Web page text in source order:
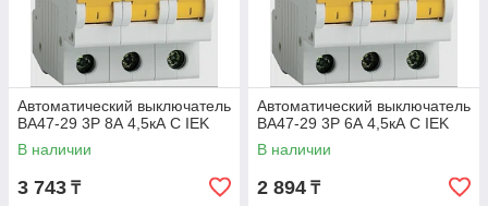
Автоматический выключатель
ВА47-29 3Р 8А 4,5кА С IEK
В наличии
3 743 ₸
Автоматический выключатель
ВА47-29 3Р 6А 4,5кА С IEK
В наличии
2 894 ₸